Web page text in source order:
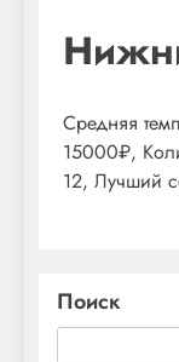
Средняя
15000₽,
12, Лучший
Поиск